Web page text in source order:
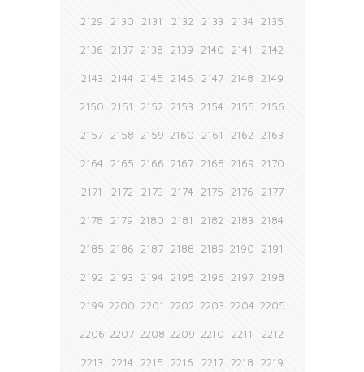
2129 2130 2131 2132 2133 2134 2135
2136 2137 2138 2139 2140 2141 2142
2143 2144 2145 2146 2147 2148 2149
2150 2151 2152 2153 2154 2155 2156
2157 2158 2159 2160 2161 2162 2163
2164 2165 2166 2167 2168 2169 2170
2171 2172 2173 2174 2175 2176 2177
2178 2179 2180 2181 2182 2183 2184
2185 2186 2187 2188 2189 2190 2191
2192 2193 2194 2195 2196 2197 2198
2199 2200 2201 2202 2203 2204 2205
2206 2207 2208 2209 2210 2211 2212
2213 2214 2215 2216 2217 2218 2219